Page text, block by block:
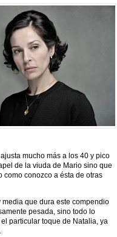
mucho más a los 40 y pico
de la viuda de Mario sino que
como conozco a ésta de otras
media que dura este compendio
pesada, sino todo lo
particular toque de Natalia, ya